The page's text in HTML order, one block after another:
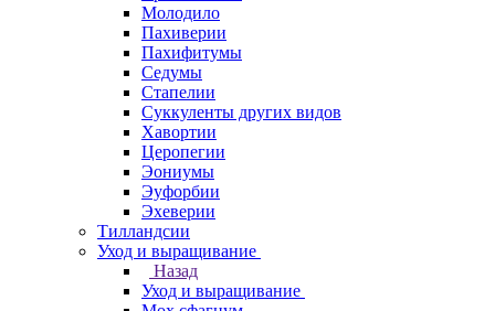
Молодило
Пахиверии
Пахифитумы
Седумы
Стапелии
Суккуленты других видов
Хавортии
Церопегии
Эониумы
Эуфорбии
Эхеверии
Тилландсии
Уход и выращивание
Назад
Уход и выращивание